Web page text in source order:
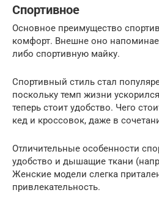
Спортивное
Основное преимущество
комфорт. Внешне оно
либо спортивную майку.
Спортивный стиль стал
поскольку темп жизни
теперь стоит удобство. Чего
кед и кроссовок, даже в
Отличительные особенности
удобство и дышащие ткани
Женские модели слегка
привлекательность.